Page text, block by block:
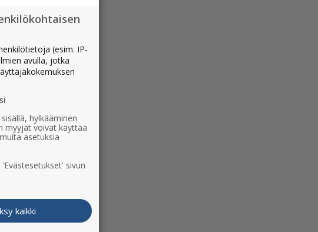
(esim. IP-
avulla, jotka
hylkääminen
myyjät voivat käyttää
asetuksia
sivun
kaikki